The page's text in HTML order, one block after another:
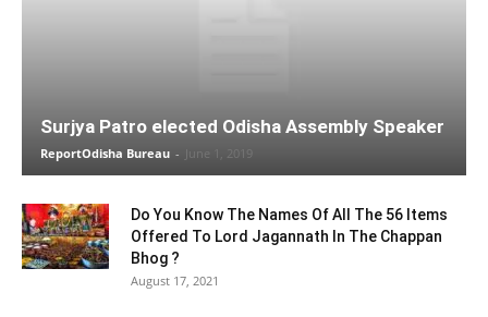
Surjya Patro elected Odisha Assembly Speaker
ReportOdisha Bureau - June 1, 2019
Do You Know The Names Of All The 56 Items
Offered To Lord Jagannath In The Chappan
Bhog ?
August 17, 2021